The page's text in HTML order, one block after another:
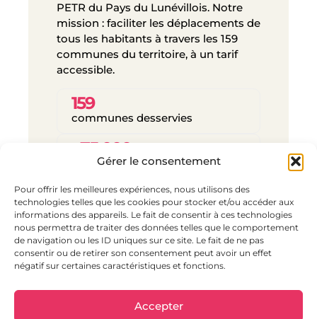
Gérer le consentement
Pour offrir les meilleures expériences, nous utilisons des
technologies telles que les cookies pour stocker et/ou accéder aux
informations des appareils. Le fait de consentir à ces technologies
nous permettra de traiter des données telles que le comportement
de navigation ou les ID uniques sur ce site. Le fait de ne pas
consentir ou de retirer son consentement peut avoir un effet
négatif sur certaines caractéristiques et fonctions.
Accepter
PETR du Pays du Lunévillois. Notre
mission : faciliter les déplacements de
tous les habitants à travers les 159
communes du territoire, à un tarif
accessible.
159
communes desservies
~75 000
habitants
6
solutions de mobilité